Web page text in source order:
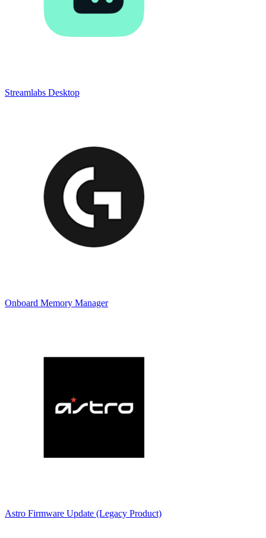
Streamlabs Desktop
Onboard Memory Manager
Astro Firmware Update (Legacy Product)